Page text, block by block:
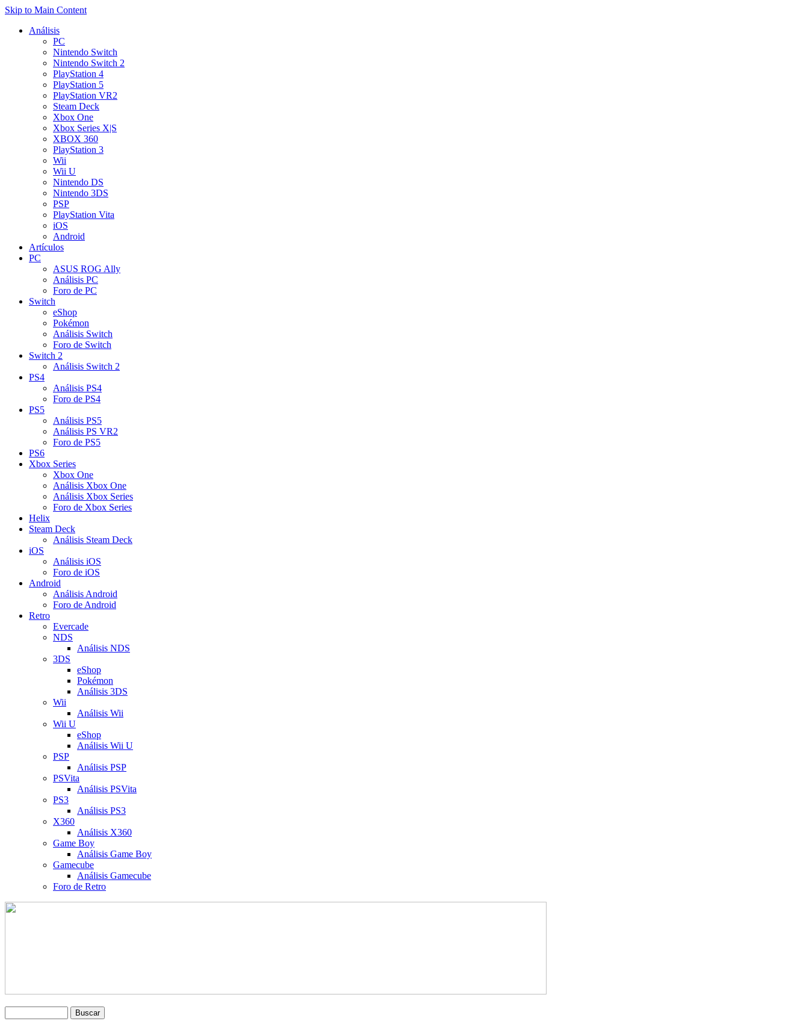
Skip to Main Content
Análisis
PC
Nintendo Switch
Nintendo Switch 2
PlayStation 4
PlayStation 5
PlayStation VR2
Steam Deck
Xbox One
Xbox Series X|S
XBOX 360
PlayStation 3
Wii
Wii U
Nintendo DS
Nintendo 3DS
PSP
PlayStation Vita
iOS
Android
Artículos
PC
ASUS ROG Ally
Análisis PC
Foro de PC
Switch
eShop
Pokémon
Análisis Switch
Foro de Switch
Switch 2
Análisis Switch 2
PS4
Análisis PS4
Foro de PS4
PS5
Análisis PS5
Análisis PS VR2
Foro de PS5
PS6
Xbox Series
Xbox One
Análisis Xbox One
Análisis Xbox Series
Foro de Xbox Series
Helix
Steam Deck
Análisis Steam Deck
iOS
Análisis iOS
Foro de iOS
Android
Análisis Android
Foro de Android
Retro
Evercade
NDS
Análisis NDS
3DS
eShop
Pokémon
Análisis 3DS
Wii
Análisis Wii
Wii U
eShop
Análisis Wii U
PSP
Análisis PSP
PSVita
Análisis PSVita
PS3
Análisis PS3
X360
Análisis X360
Game Boy
Análisis Game Boy
Gamecube
Análisis Gamecube
Foro de Retro